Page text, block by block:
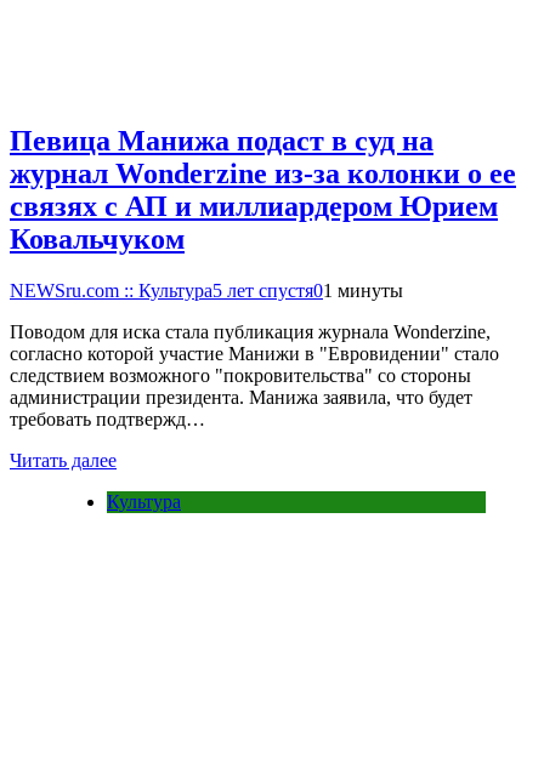
Певица Манижа подаст в суд на
журнал Wonderzine из-за колонки о ее
связях с АП и миллиардером Юрием
Ковальчуком
NEWSru.com :: Культура5 лет спустя01 минуты
Поводом для иска стала публикация журнала Wonderzine,
согласно которой участие Манижи в "Евровидении" стало
следствием возможного "покровительства" со стороны
администрации президента. Манижа заявила, что будет
требовать подтвержд…
Читать далее
Культура